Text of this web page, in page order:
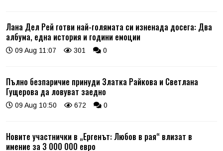
Лана Дел Рей готви най-голямата си изненада досега: Два
албума, една история и години емоции
09 Aug 11:07 301 0
Пълно безпаричие принуди Златка Райкова и Светлана
Гущерова да ловуват заедно
09 Aug 10:50 672 0
Новите участнички в „Ергенът: Любов в рая“ влизат в
имение за 3 000 000 евро